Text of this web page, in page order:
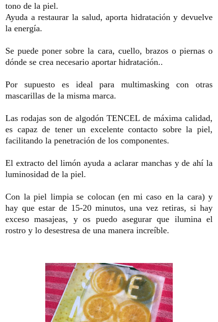
tono de la piel.
Ayuda a restaurar la salud, aporta hidratación y devuelve
la energía.
Se puede poner sobre la cara, cuello, brazos o piernas o
dónde se crea necesario aportar hidratación..
Por supuesto es ideal para multimasking con otras
mascarillas de la misma marca.
Las rodajas son de algodón TENCEL de máxima calidad,
es capaz de tener un excelente contacto sobre la piel,
facilitando la penetración de los componentes.
El extracto del limón ayuda a aclarar manchas y de ahí la
luminosidad de la piel.
Con la piel limpia se colocan (en mi caso en la cara) y
hay que estar de 15-20 minutos, una vez retiras, si hay
exceso masajeas, y os puedo asegurar que ilumina el
rostro y lo desestresa de una manera increíble.